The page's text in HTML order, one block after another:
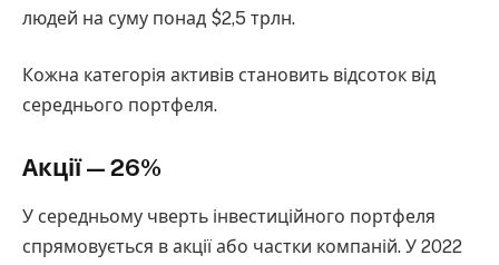
людей на суму понад $2,5 трлн.
Кожна категорія активів становить відсоток від
середнього портфеля.
Акції — 26%
У середньому чверть інвестиційного портфеля
спрямовується в акції або частки компаній. У 2022